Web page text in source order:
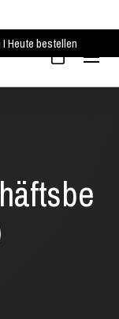
Heute bestellen